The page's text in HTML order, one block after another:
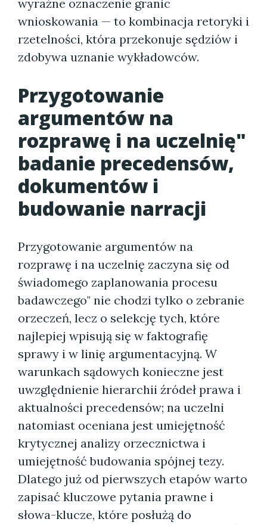
wyraźne oznaczenie granic
wnioskowania — to kombinacja retoryki i
rzetelności, która przekonuje sędziów i
zdobywa uznanie wykładowców.
Przygotowanie
argumentów na
rozprawę i na uczelnię"
badanie precedensów,
dokumentów i
budowanie narracji
Przygotowanie argumentów na
rozprawę i na uczelnię zaczyna się od
świadomego zaplanowania procesu
badawczego" nie chodzi tylko o zebranie
orzeczeń, lecz o selekcję tych, które
najlepiej wpisują się w faktografię
sprawy i w linię argumentacyjną. W
warunkach sądowych konieczne jest
uwzględnienie hierarchii źródeł prawa i
aktualności precedensów; na uczelni
natomiast oceniana jest umiejętność
krytycznej analizy orzecznictwa i
umiejętność budowania spójnej tezy.
Dlatego już od pierwszych etapów warto
zapisać kluczowe pytania prawne i
słowa-klucze, które posłużą do